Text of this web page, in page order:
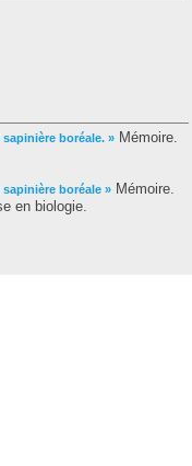
boréale. » Mémoire.
boréale » Mémoire.
en biologie.